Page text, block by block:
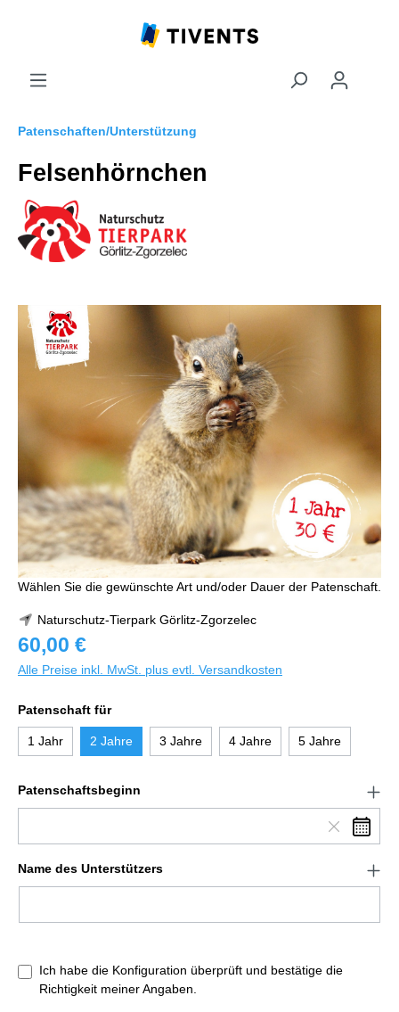
Patenschaften/Unterstützung
Felsenhörnchen
Wählen Sie die gewünschte Art und/oder Dauer der Patenschaft.
Naturschutz-Tierpark Görlitz-Zgorzelec
60,00 €
Alle Preise inkl. MwSt. plus evtl. Versandkosten
Patenschaft für
1 Jahr 2 Jahre 3 Jahre 4 Jahre 5 Jahre
Patenschaftsbeginn
Name des Unterstützers
Ich habe die Konfiguration überprüft und bestätige die
Richtigkeit meiner Angaben.